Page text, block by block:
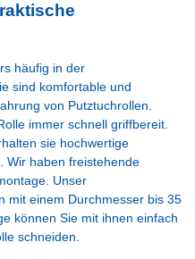
häufig in der
sind komfortable und
von Putztuchrollen.
immer schnell griffbereit.
sie hochwertige
Wir haben freistehende
Unser
mit einem Durchmesser bis 35
können Sie mit ihnen einfach
schneiden.